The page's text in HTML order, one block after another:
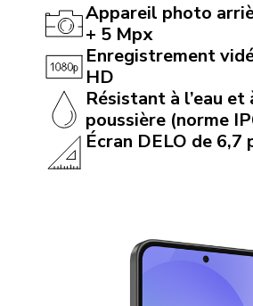
Appareil photo
+ 5 Mpx
Enregistrement
HD
Résistant à l’eau et
poussière (norme
Écran DELO de 6,7